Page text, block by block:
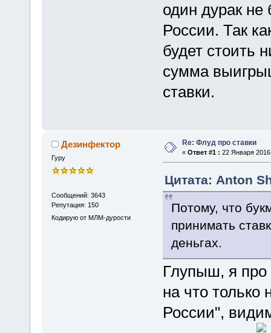
один дурак не
России. Так
будет стоить
сумма
ставки.
Дезинфектор
Гуру
Сообщений: 3643
Репутация: 150
Кодирую от МЛМ-дурости
Re: Флуд про ставки
« Ответ #1 : 22 Января
Цитата: Anton
Потому, что
принимать
деньгах.
Глупыш, я про
на что только
России",